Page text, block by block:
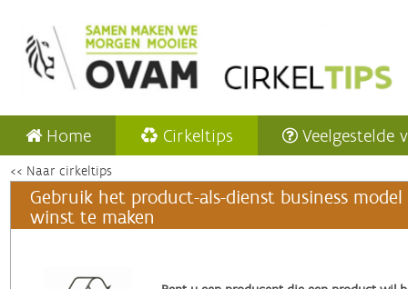
Home Cirkeltips Veelgestelde
<< Naar cirkeltips
Gebruik het product-als-dienst business
winst te maken